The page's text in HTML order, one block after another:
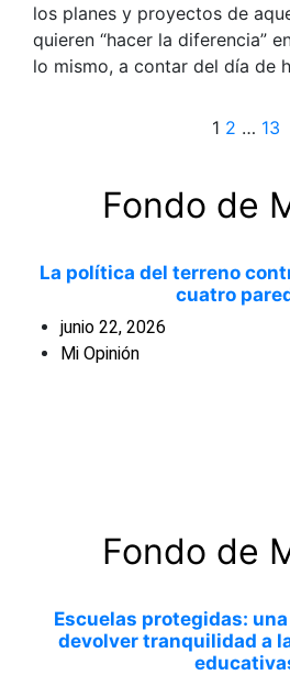
los planes y proyectos de
quieren “hacer la diferencia”
lo mismo, a contar del día de
1 2 … 13
Fondo de
La política del terreno
cuatro
junio 22, 2026
Mi Opinión
Fondo de
Escuelas protegidas:
devolver tranquilidad a